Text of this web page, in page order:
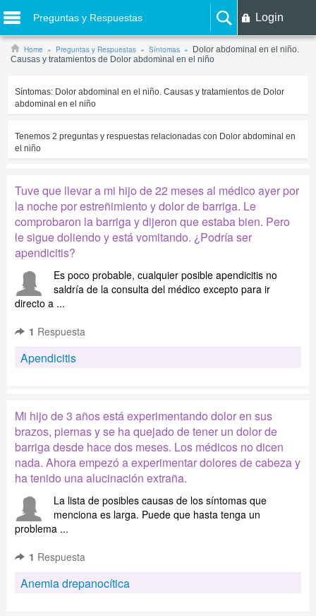
Preguntas y Respuestas Login
Home Preguntas y Respuestas Síntomas
Dolor abdominal en el niño.
Causas y tratamientos de Dolor abdominal en el niño
Síntomas: Dolor abdominal en el niño. Causas y tratamientos de Dolor
abdominal en el niño
Tenemos 2 preguntas y respuestas relacionadas con Dolor abdominal en
el niño
Tuve que llevar a mi hijo de 22 meses al médico ayer por
la noche por estreñimiento y dolor de barriga. Le
comprobaron la barriga y dijeron que estaba bien. Pero
le sigue doliendo y está vomitando. ¿Podría ser
apendicitis?
Es poco probable, cualquier posible apendicitis no
saldría de la consulta del médico excepto para ir
directo a ...
1 Respuesta
Apendicitis
Mi hijo de 3 años está experimentando dolor en sus
brazos, piernas y se ha quejado de tener un dolor de
barriga desde hace dos meses. Los médicos no dicen
nada. Ahora empezó a experimentar dolores de cabeza y
ha tenido una alucinación extraña.
La lista de posibles causas de los síntomas que
menciona es larga. Puede que hasta tenga un
problema ...
1 Respuesta
Anemia drepanocítica